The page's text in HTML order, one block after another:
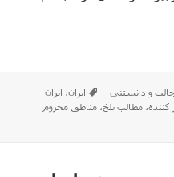
چنین مسائلی باشیم ؟‌
و دانستني برچسب‌ها
ایران، ایران
کننده،مطالب تلخ،مناطق محروم
باشیم ؟‌